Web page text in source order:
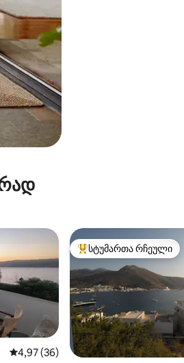
საშუალო შეფასებაა 5‑დან 4,97,
4,97 (36)
სტუმართა რჩეული
სტუმართა რჩეული